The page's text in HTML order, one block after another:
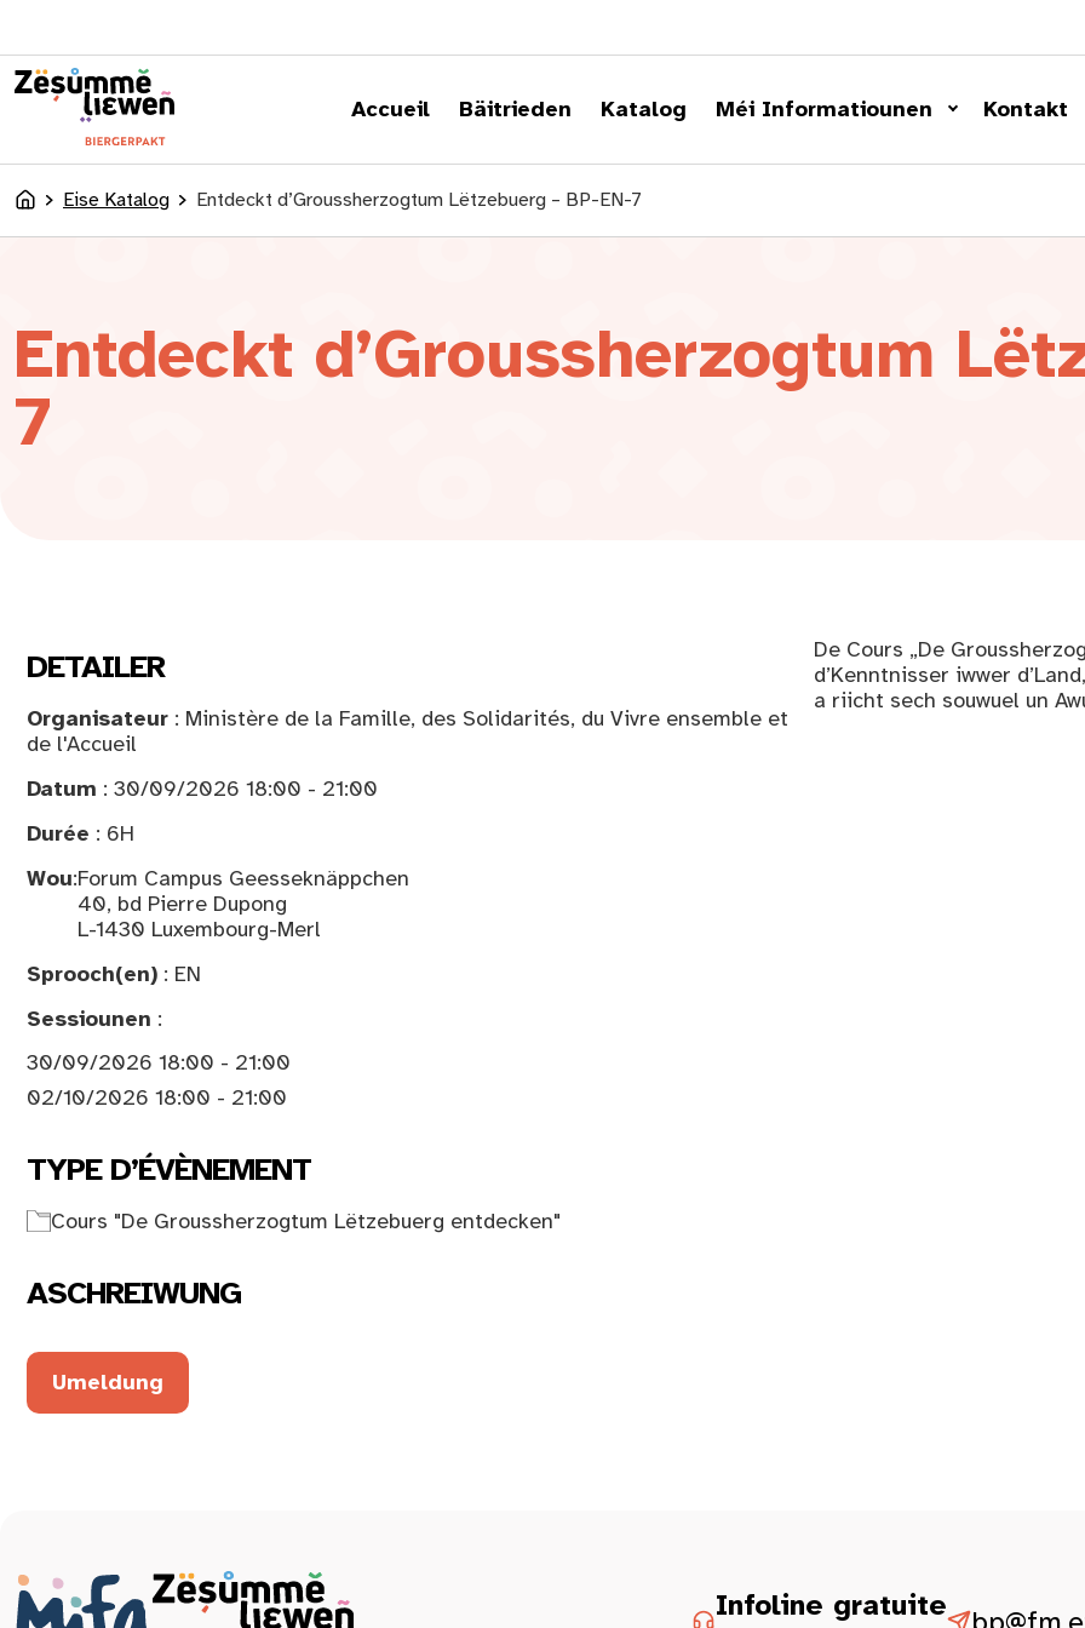
Accueil Bäitrieden Katalog Méi Informatiounen Kontakt
AccueilEise Katalog Entdeckt d’Groussherzogtum Lëtzebuerg – BP-EN-7
Entdeckt d’Groussherzogtum
7
DETAILER
Organisateur : Ministère de la Famille, des Solidarités, du Vivre ensemble et
de l'Accueil
Datum : 30/09/2026 18:00 - 21:00
Durée : 6H
Wou:Forum Campus Geesseknäppchen
40, bd Pierre Dupong
L-1430 Luxembourg-Merl
Sprooch(en) : EN
Sessiounen :
30/09/2026 18:00 - 21:00
02/10/2026 18:00 - 21:00
TYPE D’ÉVÈNEMENT
Cours "De Groussherzogtum Lëtzebuerg entdecken"
ASCHREIWUNG
Umeldung
De Cours „De
d’Kenntnisser iwwer
a riicht sech souwuel un
Infoline gratuite